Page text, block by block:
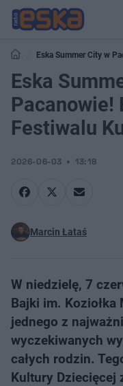
Eska Summer City w
Dziecięcej
Eska
Pacanowie!
Festiwalu
2026-06-03 13:18
Marcin Łataś
W niedzielę, 7
Bajki im. Koziołka
jednego z
wyczekiwanych
całych rodzin.
Kultury Dziecięcej